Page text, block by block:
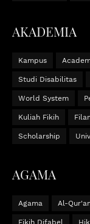
AKADEMIA
Kampus
Studi Disabilitas
World System
Kuliah Fikih
Scholarship
AGAMA
Agama Al-
Fikih Difabel